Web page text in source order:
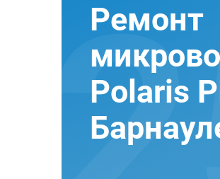
Ремонт
Polaris